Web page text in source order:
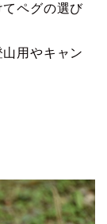
ペグの選び
用やキャン